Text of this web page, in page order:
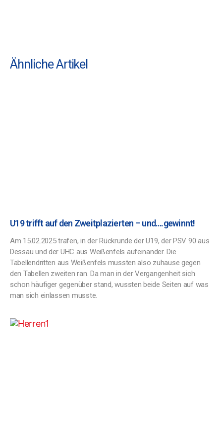
Ähnliche Artikel
U19 trifft auf den Zweitplazierten – und….gewinnt!
Am 15.02.2025 trafen, in der Rückrunde der U19, der PSV 90 aus
Dessau und der UHC aus Weißenfels aufeinander. Die
Tabellendritten aus Weißenfels mussten also zuhause gegen
den Tabellen zweiten ran. Da man in der Vergangenheit sich
schon häufiger gegenüber stand, wussten beide Seiten auf was
man sich einlassen musste.